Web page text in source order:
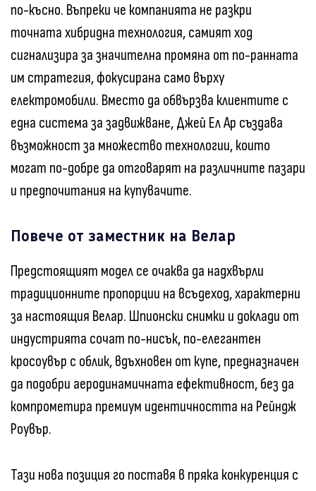
по-късно. Въпреки че компанията не разкри
точната хибридна технология, самият ход
сигнализира за значителна промяна от по-ранната
им стратегия, фокусирана само върху
електромобили. Вместо да обвързва клиентите с
една система за задвижване, Джей Ел Ар създава
възможност за множество технологии, които
могат по-добре да отговарят на различните пазари
и предпочитания на купувачите.
Повече от заместник на Велар
Предстоящият модел се очаква да надхвърли
традиционните пропорции на всъдеход, характерни
за настоящия Велар. Шпионски снимки и доклади от
индустрията сочат по-нисък, по-елегантен
кросоувър с облик, вдъхновен от купе, предназначен
да подобри аеродинамичната ефективност, без да
компрометира премиум идентичността на Рейндж
Роувър.
Тази нова позиция го поставя в пряка конкуренция с